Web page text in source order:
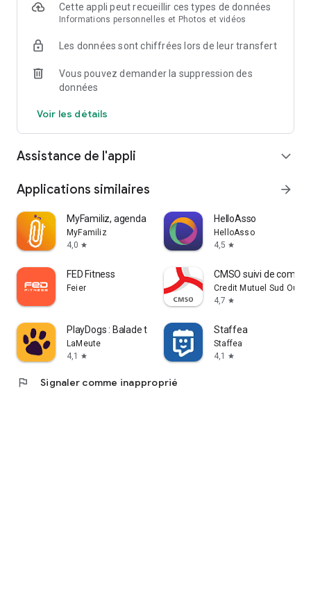
comportement.
🔹 Défis et récompenses ludiques – Transformez le soin des
🔹 Section Q&A & Centre d'apprentissage – Conseils
d'animal.
🎯 Rejoignez des milliers de familles utilisant Pimam pour
simplifier le soin des animaux et profiter d'un lien plus
remerciera ! 🐾
Cette appli peut recueillir ces types de données
Informations personnelles et Photos et vidéos
Les données sont chiffrées lors de leur transfert
Vous pouvez demander la suppression des
données
Voir les détails
Assistance de l'appli expand_more
Applications similaires arrow_forward
MyFamiliz, agenda familial
MyFamiliz
4,0 star
HelloAsso
HelloAsso
4,5 star
FED Fitness
Feier
CMSO suivi de
Credit Mutuel Sud Ouest
4,7 star
PlayDogs : Balade ton chien
LaMeute
4,1
star
Staffea
Staffea
4,1
star
flag Signaler comme inapproprié